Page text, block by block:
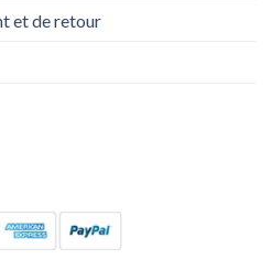
et de retour